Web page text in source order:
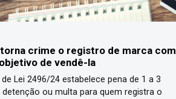
crime o registro de marca com
de vendê-la
Lei 2496/24 estabelece pena de 1 a 3
detenção ou multa para quem registra o